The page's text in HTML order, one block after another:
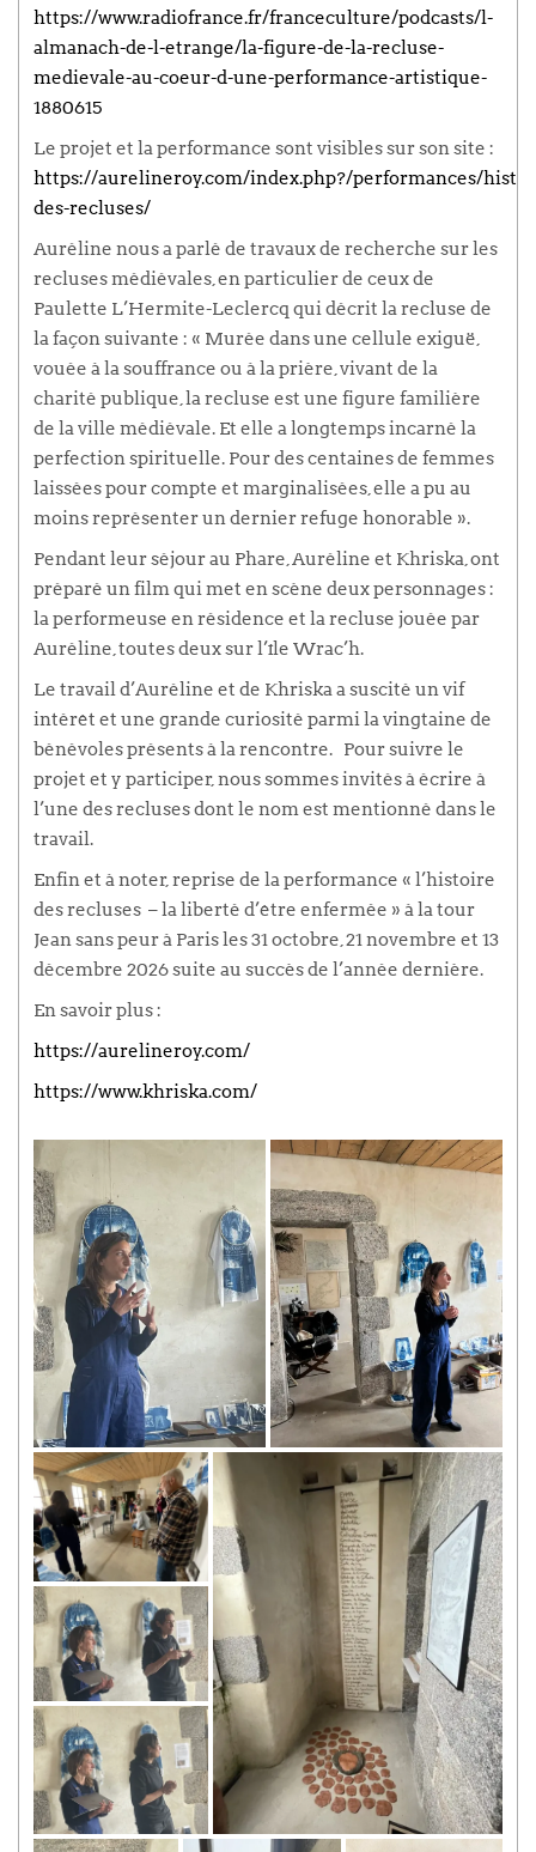
https://www.radiofrance.fr/franceculture/podcasts/l-
almanach-de-l-etrange/la-figure-de-la-recluse-
medievale-au-coeur-d-une-performance-artistique-
1880615
Le projet et la performance sont visibles sur son site :
https://aurelineroy.com/index.php?/performances/
des-recluses/
Auréline nous a parlé de travaux de recherche sur les
recluses médiévales, en particulier de ceux de
Paulette L’Hermite-Leclercq qui décrit la recluse de
la façon suivante : « Murée dans une cellule exiguë,
vouée à la souffrance ou à la prière, vivant de la
charité publique, la recluse est une figure familière
de la ville médiévale. Et elle a longtemps incarné la
perfection spirituelle. Pour des centaines de femmes
laissées pour compte et marginalisées, elle a pu au
moins représenter un dernier refuge honorable ».
Pendant leur séjour au Phare, Auréline et Khriska, ont
préparé un film qui met en scène deux personnages :
la performeuse en résidence et la recluse jouée par
Auréline, toutes deux sur l’île Wrac’h.
Le travail d’Auréline et de Khriska a suscité un vif
intérêt et une grande curiosité parmi la vingtaine de
bénévoles présents à la rencontre. Pour suivre le
projet et y participer, nous sommes invités à écrire à
l’une des recluses dont le nom est mentionné dans le
travail.
Enfin et à noter, reprise de la performance « l’histoire
des recluses – la liberté d’être enfermée » à la tour
Jean sans peur à Paris les 31 octobre, 21 novembre et 13
décembre 2026 suite au succès de l’année dernière.
En savoir plus :
https://aurelineroy.com/
https://www.khriska.com/